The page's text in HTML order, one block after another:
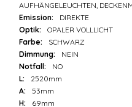
AUFHÄNGELEUCHTEN,
Emission:
DIREKTE
Optik:
OPALER VOLLLICHT
Farbe:
SCHWARZ
Dimmung:
NEIN
Notfall:
NO
L:
2520mm
A:
53mm
H:
69mm